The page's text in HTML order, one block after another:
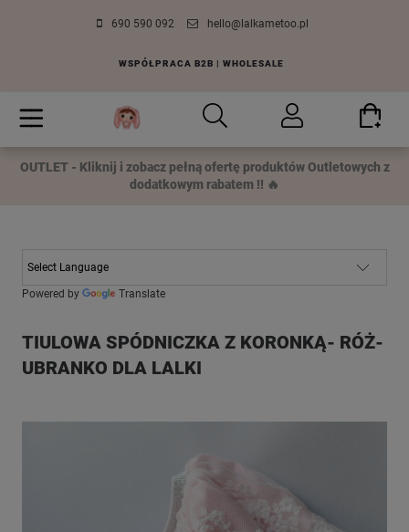
690 590 092 hello@lalkametoo.pl
WSPÓŁPRACA B2B | WHOLESALE
OUTLET - Kliknij i zobacz pełną ofertę produktów Outletowych z
dodatkowym rabatem !! 🔥
Powered by Translate
TIULOWA SPÓDNICZKA Z KORONKĄ- RÓŻ-
UBRANKO DLA LALKI